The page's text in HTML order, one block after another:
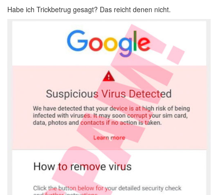
Habe ich Trickbetrug gesagt? Das reicht denen nicht.